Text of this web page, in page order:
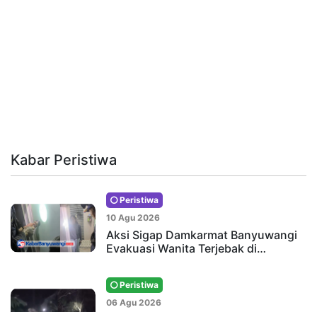
Kabar Peristiwa
Peristiwa
10 Agu 2026
Aksi Sigap Damkarmat Banyuwangi
Evakuasi Wanita Terjebak di…
Peristiwa
06 Agu 2026